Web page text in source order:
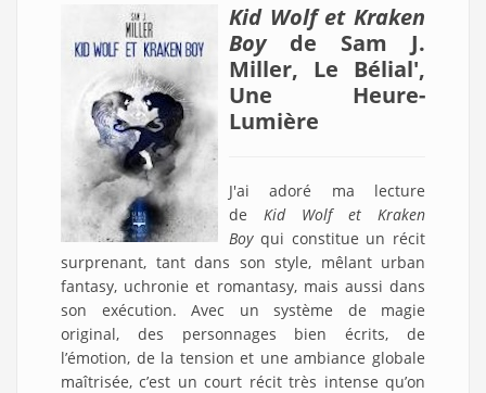
Kid Wolf et Kraken
Boy
de Sam J.
Miller, Le Bélial',
Une Heure-
Lumière
J'ai adoré ma lecture
de Kid Wolf et Kraken
Boyqui constitue un récit
surprenant, tant dans son style, mêlant urban
fantasy, uchronie et romantasy, mais aussi dans
son exécution. Avec un système de magie
original, des personnages bien écrits, de
l’émotion, de la tension et une ambiance globale
maîtrisée, c’est un court récit très intense qu’on